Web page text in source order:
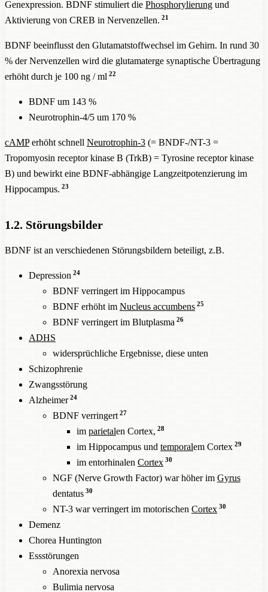
Genexpression. BDNF stimuliert die Phosphorylierung und
Aktivierung von CREB in Nervenzellen. 21
BDNF beeinflusst den Glutamatstoffwechsel im Gehirn. In rund 30
% der Nervenzellen wird die glutamaterge synaptische Übertragung
erhöht durch je 100 ng / ml 22
BDNF um 143 %
Neurotrophin-4/5 um 170 %
cAMPerhöht schnell Neurotrophin-3 (= BNDF-/NT-3 =
Tropomyosin receptor kinase B (TrkB) = Tyrosine receptor kinase
B) und bewirkt eine BDNF-abhängige Langzeitpotenzierung im
Hippocampus. 23
1.2. Störungsbilder
BDNF ist an verschiedenen Störungsbildern beteiligt, z.B.
Depression 24
BDNF verringert im Hippocampus
BDNF erhöht im Nucleus accumbens 25
BDNF verringert im Blutplasma 26
ADHS
widersprüchliche Ergebnisse, diese unten
Schizophrenie
Zwangsstörung
Alzheimer 24
BDNF verringert 27
im parietalen Cortex, 28
im Hippocampus und temporalem Cortex 29
im entorhinalen Cortex 30
NGF (Nerve Growth Factor) war höher im Gyrus
dentatus 30
NT-3 war verringert im motorischen Cortex 30
Demenz
Chorea Huntington
Essstörungen
Anorexia nervosa
Bulimia nervosa